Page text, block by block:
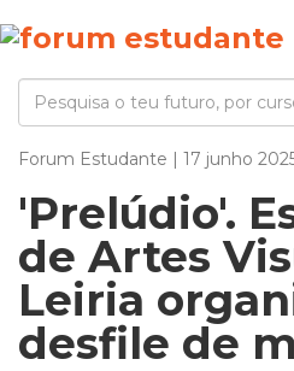
Forum Estudante | 17 junho
'Prelúdio'.
de Artes
Leiria
desfile de